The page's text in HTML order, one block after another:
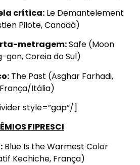
crítica: Le Demantelement
Pilote, Canadá)
metragem:Safe (Moon
gon, Coreia do Sul)
The Past (Asghar Farhadi,
França/Itália)
style=”gap”/]
FIPRESCI
Blue Is the Warmest Color
Kechiche, França)